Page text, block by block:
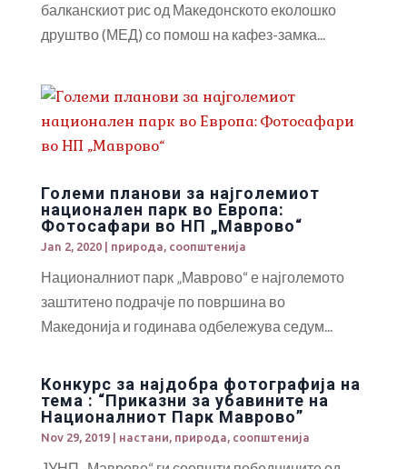
балканскиот рис од Македонското еколошко
друштво (МЕД) со помош на кафез-замка...
Големи планови за најголемиот
национален парк во Европа:
Фотосафари во НП „Маврово“
Jan 2, 2020| природа, соопштенија
Националниот парк „Маврово“ е најголемото
заштитено подрачје по површина во
Македонија и годинава одбележува седум...
Конкурс за најдобра фотографија на
тема : “Приказни за убавините на
Националниот Парк Маврово”
Nov 29, 2019| настани, природа, соопштенија